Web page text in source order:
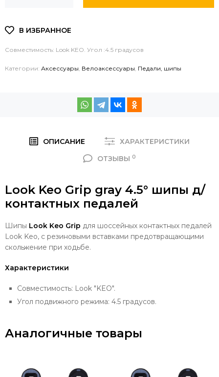
Совместимость: Look KEO. Угол :4.5 градусов
Категории: Аксессуары Велоаксессуары Педали, шипы
ОПИСАНИЕ
ХАРАКТЕРИСТИКИ
ОТЗЫВЫ 0
Look Keo Grip gray 4.5° шипы д/
контактных педалей
Шипы Look Keo Grip для шоссейных контактных педалей
Look Keo, с резиновыми вставками предотвращающими
скольжение при ходьбе.
Характеристики
Совместимость: Look "KEO".
Угол подвижного режима: 4.5 градусов.
Аналогичные товары